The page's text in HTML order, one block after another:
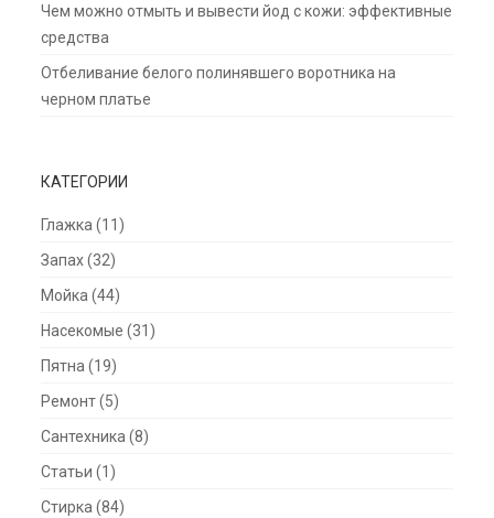
Чем можно отмыть и вывести йод с кожи: эффективные
средства
Отбеливание белого полинявшего воротника на
черном платье
КАТЕГОРИИ
Глажка (11)
Запах(32)
Мойка (44)
Насекомые (31)
Пятна (19)
Ремонт(5)
Сантехника (8)
Статьи (1)
Стирка (84)